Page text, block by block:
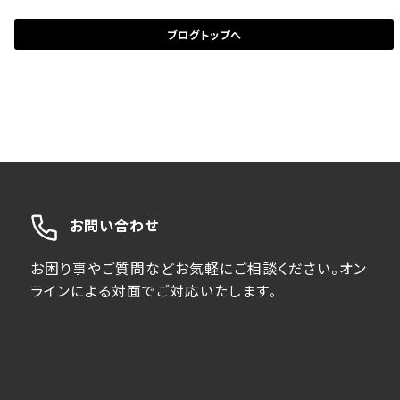
ブログトップへ
お問い合わせ
お困り事やご質問などお気軽にご相談ください。オン
ラインによる対面でご対応いたします。